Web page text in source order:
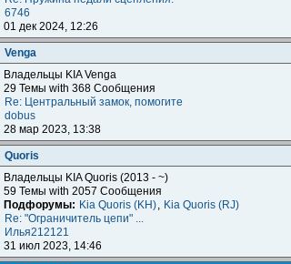
6746
01 дек 2024, 12:26
Venga
Владельцы KIA Venga
29 Темы with 368 Сообщения
Re: Центральный замок, помогите
dobus
28 мар 2023, 13:38
Quoris
Владельцы KIA Quoris (2013 - ~)
59 Темы with 2057 Сообщения
Подфорумы: Kia Quoris (KH), Kia Quoris (RJ)
Re: "Ограничитель цепи" ...
Илья212121
31 июл 2023, 14:46